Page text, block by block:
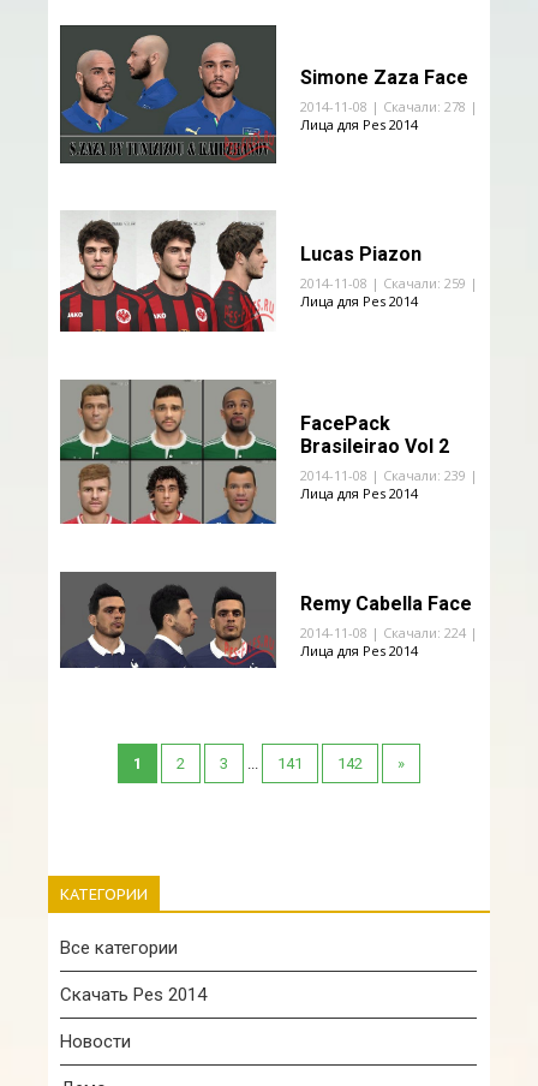
Simone Zaza Face
2014-11-08 | Скачали: 278 |
Лица для Pes 2014
Lucas Piazon
2014-11-08 | Скачали: 259 |
Лица для Pes 2014
FacePack
Brasileirao Vol 2
2014-11-08 | Скачали: 239 |
Лица для Pes 2014
Remy Cabella Face
2014-11-08 | Скачали: 224 |
Лица для Pes 2014
1 2 3 ... 141 142 »
КАТЕГОРИИ
Все категории
Скачать Pes 2014
Новости